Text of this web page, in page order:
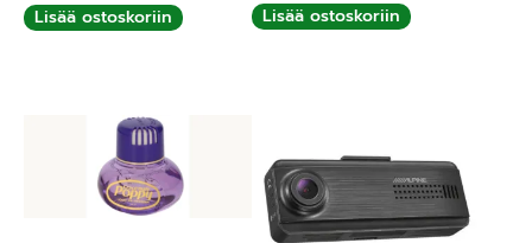
Lisää ostoskoriin Lisää ostoskoriin